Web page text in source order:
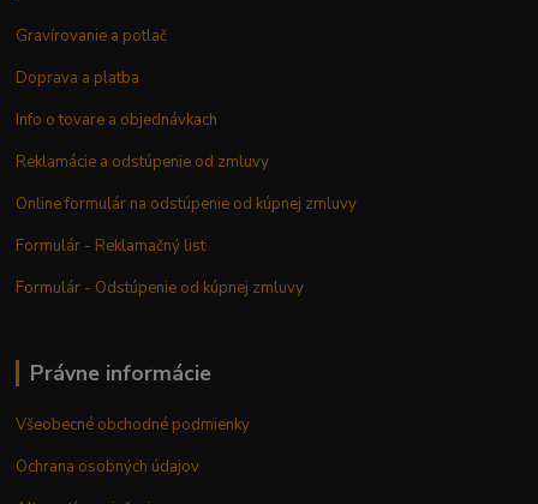
Gravírovanie a potlač
Doprava a platba
Info o tovare a objednávkach
Reklamácie a odstúpenie od zmluvy
Online formulár na odstúpenie od kúpnej zmluvy
Formulár - Reklamačný list
Formulár - Odstúpenie od kúpnej zmluvy
Právne informácie
Všeobecné obchodné podmienky
Ochrana osobných údajov